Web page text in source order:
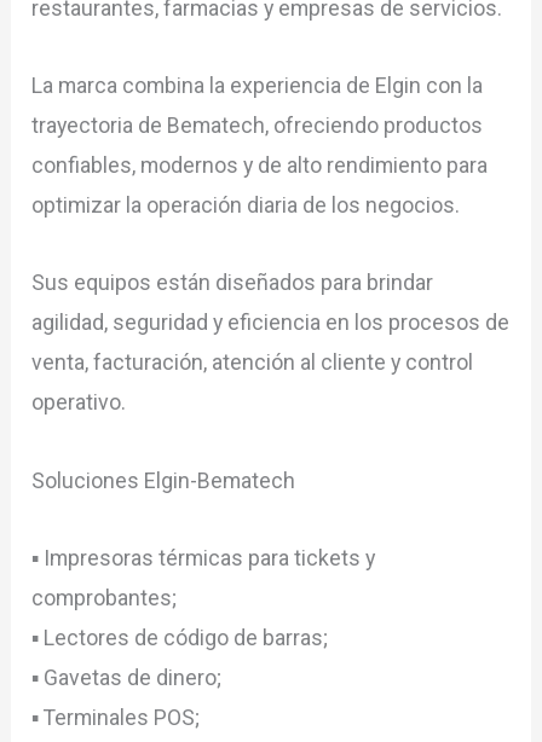
restaurantes, farmacias y empresas de servicios.
La marca combina la experiencia de Elgin con la
trayectoria de Bematech, ofreciendo productos
confiables, modernos y de alto rendimiento para
optimizar la operación diaria de los negocios.
Sus equipos están diseñados para brindar
agilidad, seguridad y eficiencia en los procesos de
venta, facturación, atención al cliente y control
operativo.
Soluciones Elgin-Bematech
▪ Impresoras térmicas para tickets y
comprobantes;
▪ Lectores de código de barras;
▪ Gavetas de dinero;
▪ Terminales POS;